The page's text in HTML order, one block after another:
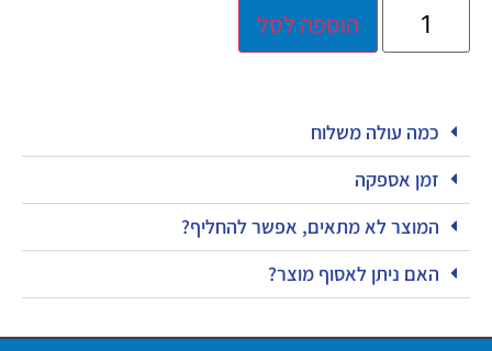
הוספה לסל
כמה עולה משלוח
זמן אספקה
המוצר לא מתאים, אפשר להחליף?
האם ניתן לאסוף מוצר?